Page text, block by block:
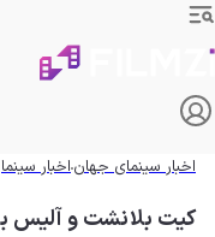
اخبار سینمای جهاناخبار سینما